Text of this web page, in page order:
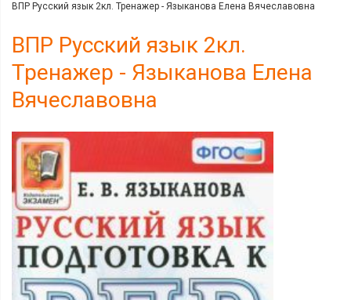
ВПР Русский язык 2кл. Тренажер - Языканова Елена Вячеславовна
ВПР Русский язык 2кл.
Тренажер - Языканова Елена
Вячеславовна